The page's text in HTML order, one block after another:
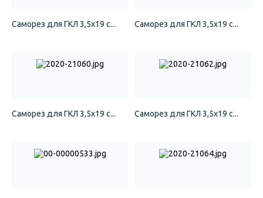
Саморез для ГКЛ 3,5х19 с... Саморез для ГКЛ 3,5х19 с...
Саморез для ГКЛ 3,5х19 с... Саморез для ГКЛ 3,5х19 с...